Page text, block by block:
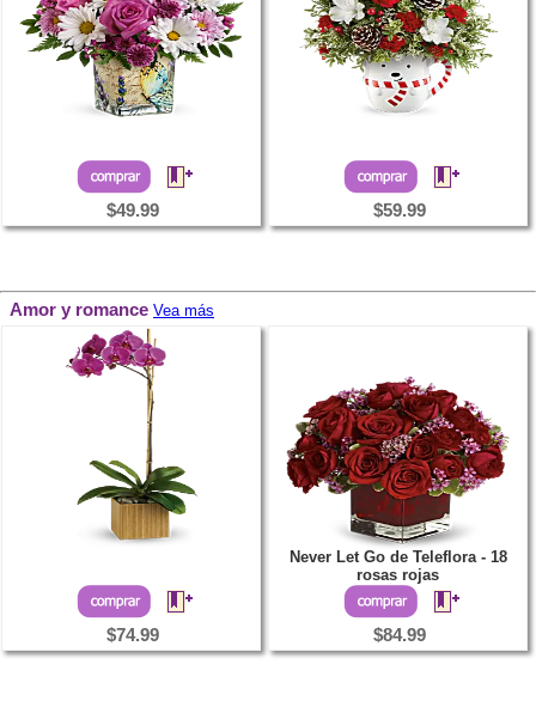
$49.99 $59.99
Amor y romance Vea más
$74.99
Never Let Go de Teleflora - 18
rosas rojas
$84.99